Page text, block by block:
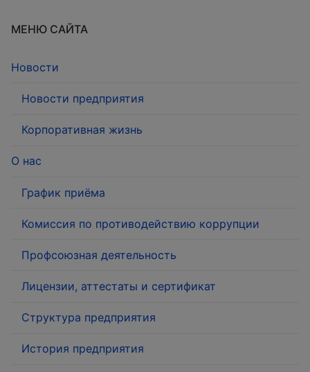
МЕНЮ САЙТА
Новости
Новости предприятия
Корпоративная жизнь
О нас
График приёма
Комиссия по противодействию коррупции
Профсоюзная деятельность
Лицензии, аттестаты и сертификат
Структура предприятия
История предприятия